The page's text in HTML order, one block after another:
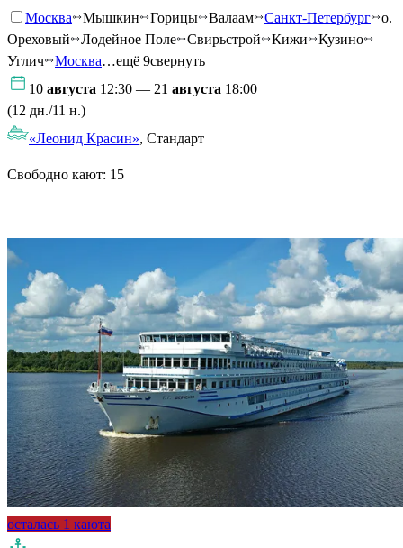
Москва Мышкин Горицы Валаам Санкт-Петербург
о.
Ореховый
Лодейное Поле Свирьстрой Кижи
Кузино
Углич
Москва…ещё 9свернуть
10 августа 12:30 — 21 августа 18:00
(12 дн./11 н.)
«Леонид Красин», Стандарт
Свободно кают: 15
осталась 1 каюта